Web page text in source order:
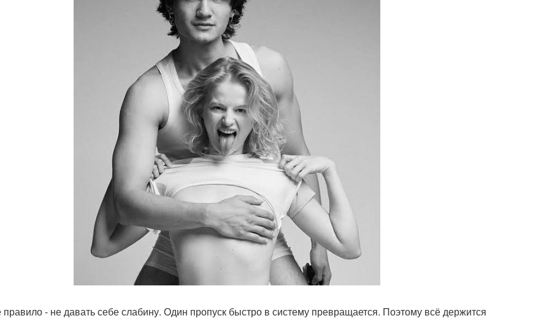
правило - не давать себе слабину. Один пропуск быстро в систему превращается. Поэтому всё держится